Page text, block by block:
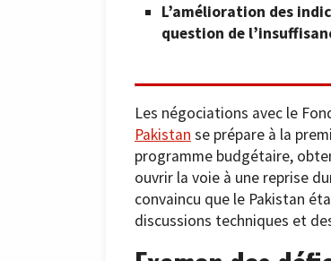
L’amélioration des
question de
Les négociations avec le
Pakistan se prépare à la
programme budgétaire,
ouvrir la voie à une reprise
convaincu que le Pakistan
discussions techniques et